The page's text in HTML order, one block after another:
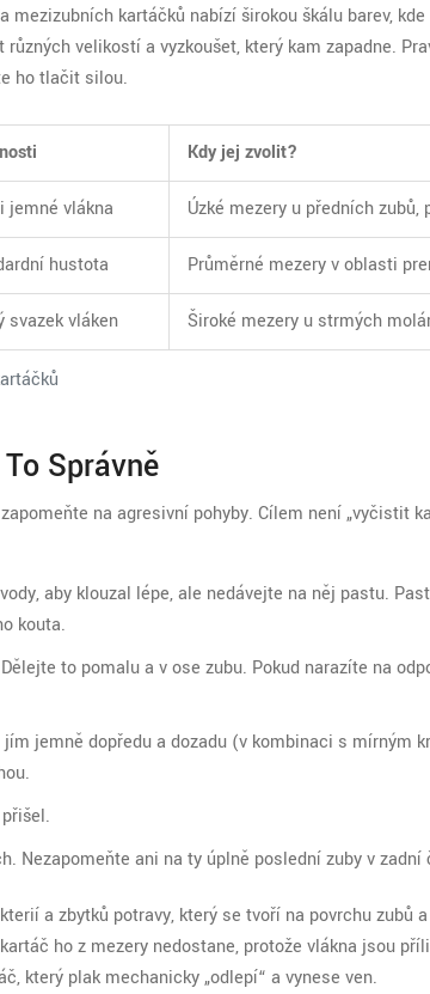
mezizubních kartáčků nabízí širokou škálu barev,
velikostí a vyzkoušet, který kam zapadne.
ho tlačit silou.
Kdy jej zvolit?
jemné vlákna Úzké mezery u předních
hustota Průměrné mezery v oblasti
svazek vláken Široké mezery u strmých
Správně
na agresivní pohyby. Cílem není „vyčistit
aby klouzal lépe, ale nedávejte na něj pastu.
kouta.
to pomalu a v ose zubu. Pokud narazíte na
jemně dopředu a dozadu (v kombinaci s mírným
Nezapomeňte ani na ty úplně poslední zuby v
a zbytků potravy, který se tvoří na povrchu zubů
ho z mezery nedostane, protože vlákna jsou
který plak mechanicky „odlepí“ a vynese ven.